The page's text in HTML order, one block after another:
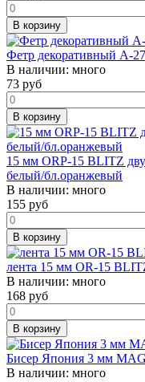
В корзину
Фетр декоративный А-
В наличии: много
73 руб
В корзину
15 мм ORP-15 BLITZ
белый/бл.оранжевый
В наличии: много
155 руб
В корзину
лента 15 мм OR-15
В наличии: много
168 руб
В корзину
Бисер Япония 3 мм
В наличии: много